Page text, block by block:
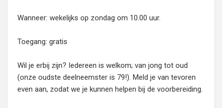
Wanneer: wekelijks op zondag om 10.00 uur.
Toegang: gratis
Wil je erbij zijn? Iedereen is welkom; van jong tot oud
(onze oudste deelneemster is 79!). Meld je van tevoren
even aan, zodat we je kunnen helpen bij de voorbereiding.